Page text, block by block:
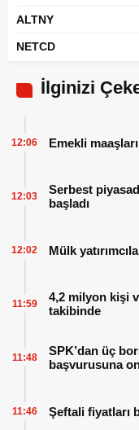
ALTNY
NETCD
İlginizi
Emekli
12:06
Serbest
başladı
12:03
Mülk
12:02
4,2 milyon kişi
takibinde
11:59
SPK’dan üç
başvurusuna
11:48
Şeftali fiyatları
11:46